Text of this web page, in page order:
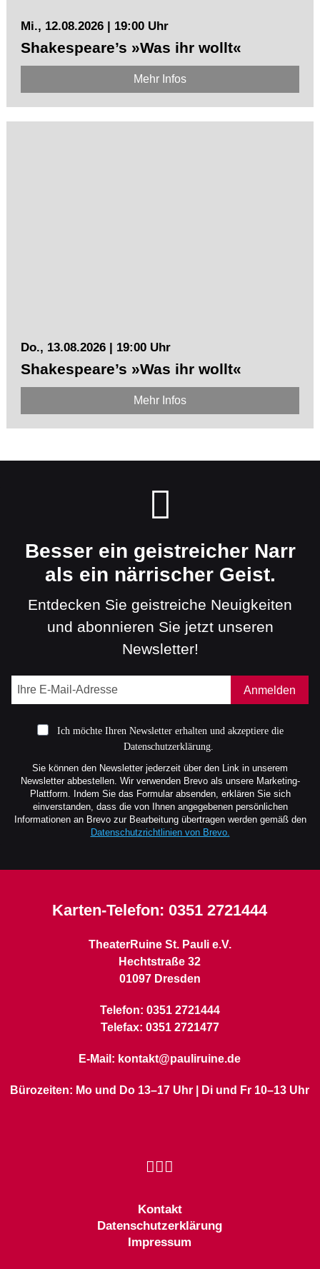
Mi., 12.08.2026 | 19:00 Uhr
Shakespeare’s »Was ihr wollt«
Mehr Infos
Do., 13.08.2026 | 19:00 Uhr
Shakespeare’s »Was ihr wollt«
Mehr Infos
Besser ein geistreicher Narr
als ein närrischer Geist.
Entdecken Sie geistreiche Neuigkeiten
und abonnieren Sie jetzt unseren
Newsletter!
Anmelden
Ich möchte Ihren Newsletter erhalten und akzeptiere die
Datenschutzerklärung.
Sie können den Newsletter jederzeit über den Link in unserem
Newsletter abbestellen. Wir verwenden Brevo als unsere Marketing-
Plattform. Indem Sie das Formular absenden, erklären Sie sich
einverstanden, dass die von Ihnen angegebenen persönlichen
Informationen an Brevo zur Bearbeitung übertragen werden gemäß den
Datenschutzrichtlinien von Brevo.
Karten-Telefon:0351 2721444
TheaterRuine St. Pauli e.V.
Hechtstraße 32
01097 Dresden
Telefon: 0351 2721444
Telefax: 0351 2721477
E-Mail: kontakt@pauliruine.de
Bürozeiten: Mo und Do 13–17 Uhr | Di und Fr 10–13 Uhr
Kontakt
Datenschutzerklärung
Impressum